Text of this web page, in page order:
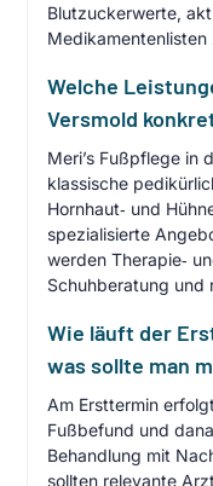
Blutzuckerwerte,
Medikamentenlisten
Welche
Versmold
Meri’s Fußpflege in
klassische
Hornhaut‑ und
spezialisierte
werden Therapie‑
Schuhberatung und
Wie läuft der
was sollte man
Am Ersttermin
Fußbefund und
Behandlung mit
sollten relevante